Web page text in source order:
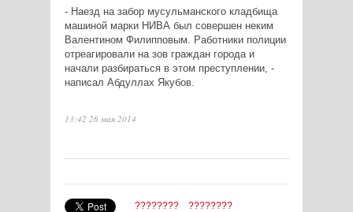
- Наезд на забор мусульманского кладбища
машиной марки НИВА был совершен неким
Валентином Филипповым. Работники полиции
отреагировали на зов граждан города и
начали разбираться в этом преступлении, -
написал Абдуллах Якубов.
13:42 26 мая 2014
???????? ????????